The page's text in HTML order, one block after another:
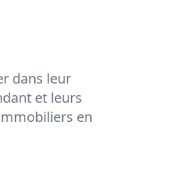
dans leur
et leurs
en